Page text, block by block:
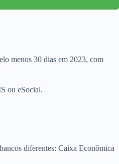
menos 30 dias em 2023, com
ou eSocial.
diferentes: Caixa Econômica